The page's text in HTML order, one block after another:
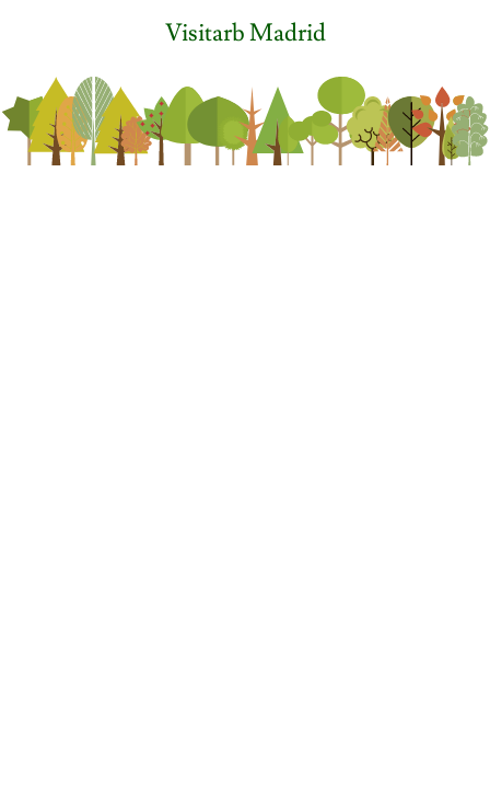
Visitarb Madrid